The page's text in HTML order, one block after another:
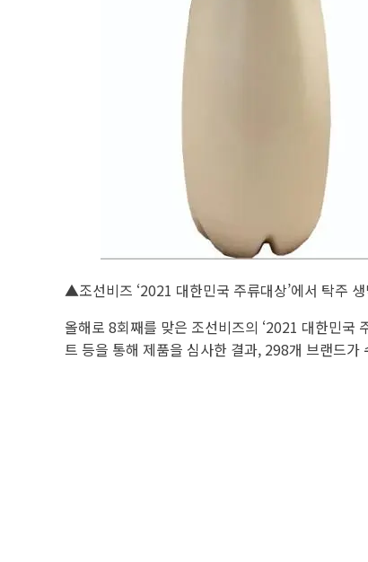
▲조선비즈 ‘2021 대한민국 주류대상’에서 탁주
올해로 8회째를 맞은 조선비즈의 ‘2021 대한민국
트 등을 통해 제품을 심사한 결과, 298개 브랜드